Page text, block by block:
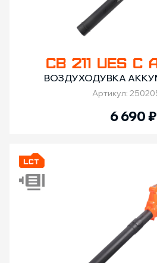
CB 211 UES С
ВОЗДУХОДУВКА
Артикул:
6 690₽